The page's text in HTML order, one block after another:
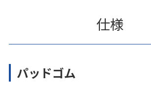
仕様
パッドゴム